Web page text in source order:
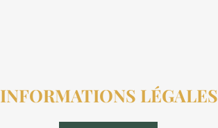
INFORMATIONS LÉGALES